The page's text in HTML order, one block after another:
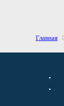
Главная